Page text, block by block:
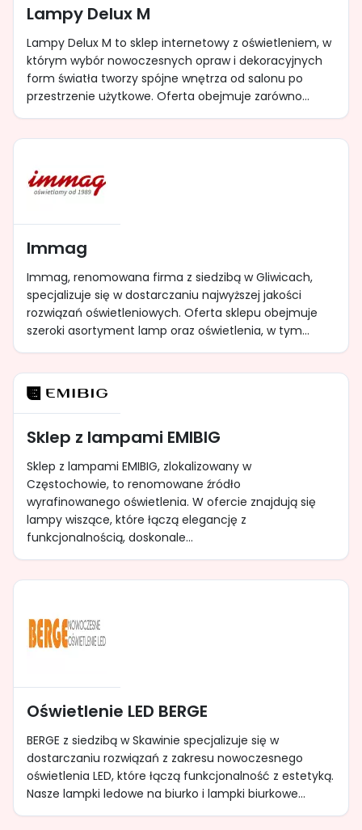
Lampy Delux M
Lampy Delux M to sklep internetowy z oświetleniem, w
którym wybór nowoczesnych opraw i dekoracyjnych
form światła tworzy spójne wnętrza od salonu po
przestrzenie użytkowe. Oferta obejmuje zarówno...
Immag
Immag, renomowana firma z siedzibą w Gliwicach,
specjalizuje się w dostarczaniu najwyższej jakości
rozwiązań oświetleniowych. Oferta sklepu obejmuje
szeroki asortyment lamp oraz oświetlenia, w tym...
Sklep z lampami EMIBIG
Sklep z lampami EMIBIG, zlokalizowany w
Częstochowie, to renomowane źródło
wyrafinowanego oświetlenia. W ofercie znajdują się
lampy wiszące, które łączą elegancję z
funkcjonalnością, doskonale...
Oświetlenie LED BERGE
BERGE z siedzibą w Skawinie specjalizuje się w
dostarczaniu rozwiązań z zakresu nowoczesnego
oświetlenia LED, które łączą funkcjonalność z estetyką.
Nasze lampki ledowe na biurko i lampki biurkowe...